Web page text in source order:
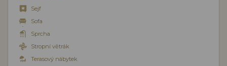
Sejf
Sofa
Sprcha
Stropní větrák
Terasový nábytek